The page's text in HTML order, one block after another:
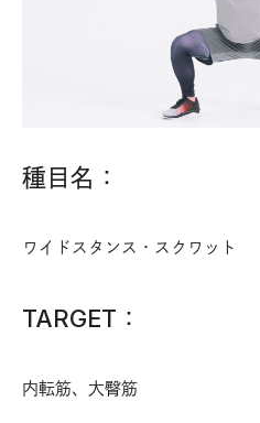
種目名：
ワイドスタンス・スクワット
TARGET：
内転筋、大臀筋